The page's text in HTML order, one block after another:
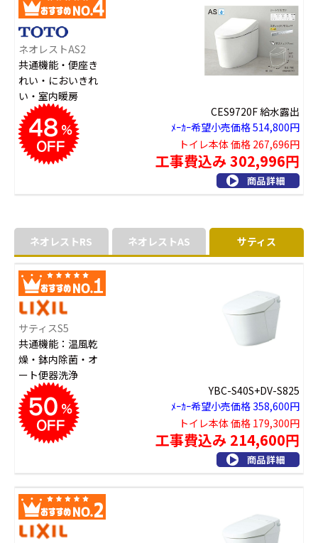
ネオレストAS2
共通機能・便座き
れい・においきれ
い・室内暖房
CES9720F 給水露出
ﾒｰｶｰ希望小売価格 514,800円
トイレ本体 価格 267,696円
工事費込み 302,996円
ネオレストRS ネオレストAS サティス
サティスS5
共通機能：温風乾
燥・鉢内除菌・オ
ート便器洗浄
YBC-S40S+DV-S825
ﾒｰｶｰ希望小売価格 358,600円
トイレ本体 価格 179,300円
工事費込み 214,600円